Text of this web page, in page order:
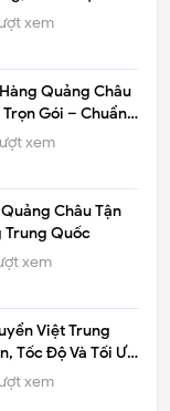
Quốc:
xem
Quảng Châu
Gói – Chuẩn
xem
Châu Tận
Quốc